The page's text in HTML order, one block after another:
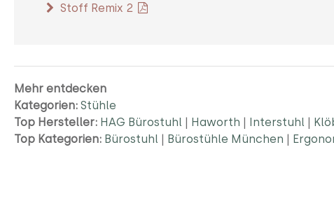
Stoff Remix 2
Mehr entdecken
Kategorien: Stühle
Top Hersteller: HAG Bürostuhl | Haworth | Interstuhl |
Top Kategorien: Bürostuhl | Bürostühle München |